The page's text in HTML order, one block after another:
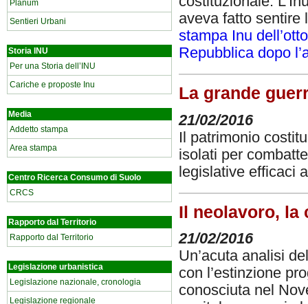
Planum
Sentieri Urbani
Storia INU
Per una Storia dell’INU
Cariche e proposte Inu
Media
Addetto stampa
Area stampa
Centro Ricerca Consumo di Suolo
CRCS
Rapporto dal Territorio
Rapporto dal Territorio
Legislazione urbanistica
Legislazione nazionale, cronologia
Legislazione regionale
aveva fatto
stampa Inu
Repubblica dopo
La grande
21/02/2016
Il patrimonio
isolati per
legislative efficaci
Il neolavoro, la
21/02/2016
Un’acuta analisi
con l’estinzione
conosciuta nel